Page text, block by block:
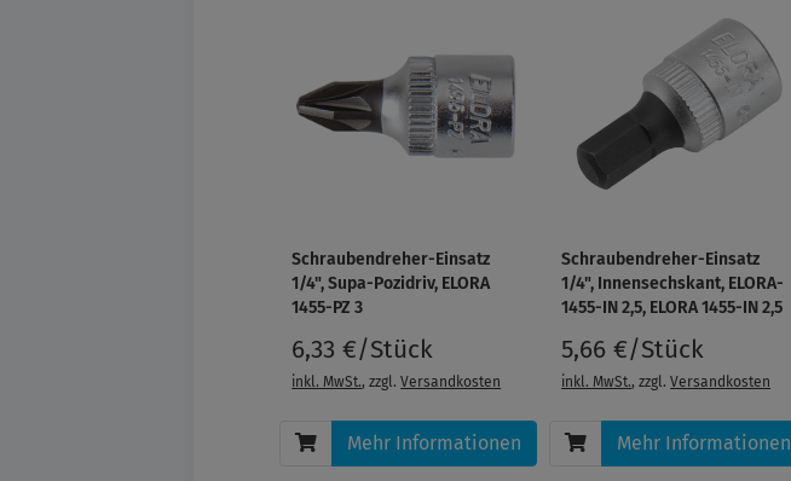
Schraubendreher-Einsatz
1/4", Supa-Pozidriv, ELORA
1455-PZ 3
6,33 €/Stück
inkl. MwSt., zzgl.Versandkosten
Mehr Informationen
Schraubendreher-Einsatz
1/4", Innensechskant, ELORA-
1455-IN 2,5, ELORA 1455-IN 2,5
5,66 €/Stück
inkl. MwSt., zzgl.Versandkosten
Mehr Informationen